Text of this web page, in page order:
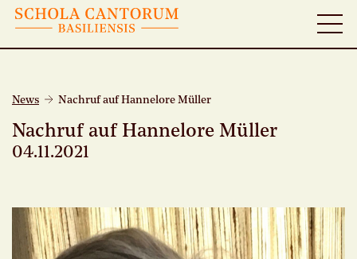
News Nachruf auf Hannelore Müller
Nachruf auf Hannelore Müller
04.11.2021